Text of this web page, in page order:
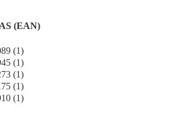
(EAN)
(1)
(1)
(1)
(1)
(1)